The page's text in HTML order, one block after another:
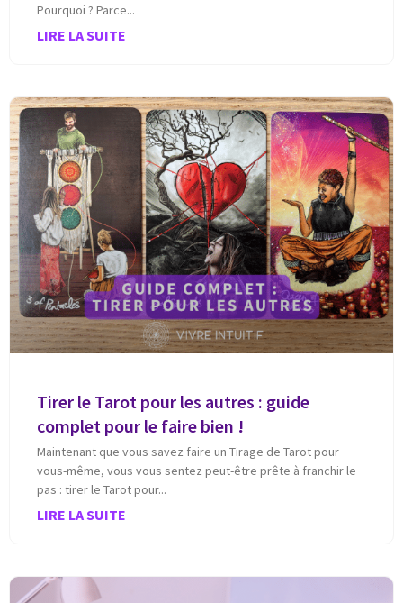
Pourquoi ? Parce
LIRE LA SUITE
Tirer le Tarot pour les autres : guide
complet pour le faire bien !
Maintenant que vous savez faire un Tirage de Tarot pour
vous-même, vous vous sentez peut-être prête à franchir le
pas : tirer le Tarot pour
LIRE LA SUITE